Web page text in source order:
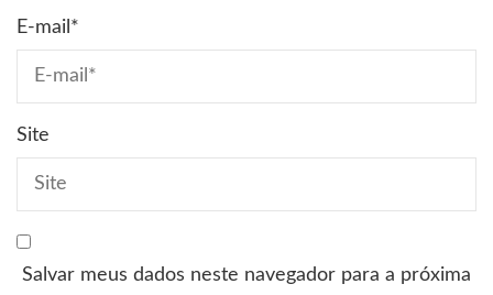
E-mail *
Site
Salvar meus dados neste navegador para a próxima